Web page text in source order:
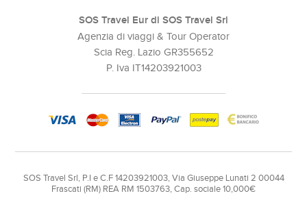
SOS Travel Eur di SOS Travel Srl
Agenzia di viaggi & Tour Operator
Scia Reg. Lazio GR355652
P. Iva IT14203921003
SOS Travel Srl, P.I e C.F 14203921003, Via Giuseppe Lunati 2 00044
Frascati (RM) REA RM 1503763, Cap. sociale 10,000€